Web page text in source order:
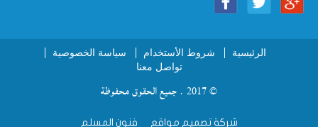
الرئيسية شروط الأستخدام
سياسة الخصوصية
تواصل معنا
© 2017 . جميع الحقوق محفوظة
شركة تصميم مواقع فنون المسلم